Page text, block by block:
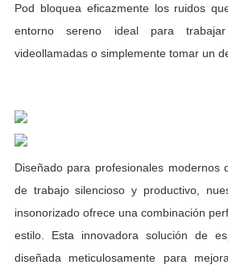
Pod bloquea eficazmente los ruidos
entorno sereno ideal para
videollamadas o simplemente tomar un
Diseñado para profesionales modernos
de trabajo silencioso y productivo,
insonorizado ofrece una combinación
estilo. Esta innovadora solución de
diseñada meticulosamente para